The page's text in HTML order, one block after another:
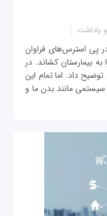
یاداشت
پی استرس‌های فراوان
بیمارستان کشاند. در
داد. اما تمام این
سیستمی مانند بدن ما و